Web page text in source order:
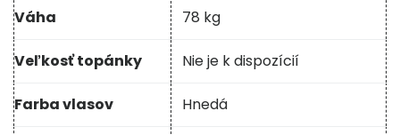
Váha 78 kg
Veľkosť topánky Nie je k dispozícií
Farba vlasov Hnedá